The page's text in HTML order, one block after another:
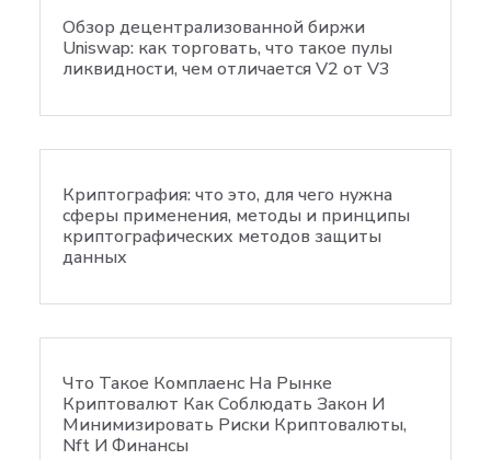
Обзор децентрализованной биржи
Uniswap: как торговать, что такое пулы
ликвидности, чем отличается V2 от V3
Криптография: что это, для чего нужна
сферы применения, методы и принципы
криптографических методов защиты
данных
Что Такое Комплаенс На Рынке
Криптовалют Как Соблюдать Закон И
Минимизировать Риски Криптовалюты,
Nft И Финансы